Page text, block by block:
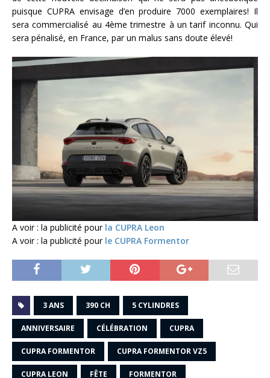
puisque CUPRA envisage d’en produire 7000 exemplaires! Il
sera commercialisé au 4ème trimestre à un tarif inconnu. Qui
sera pénalisé, en France, par un malus sans doute élevé!
A voir : la publicité pour la CUPRA Leon
A voir : la publicité pour le CUPRA Formentor
3 ANS 390 CH 5 CYLINDRES
ANNIVERSAIRE CÉLÉBRATION CUPRA
CUPRA FORMENTOR CUPRA FORMENTOR VZ5
CUPRA LEON FÊTE FORMENTOR